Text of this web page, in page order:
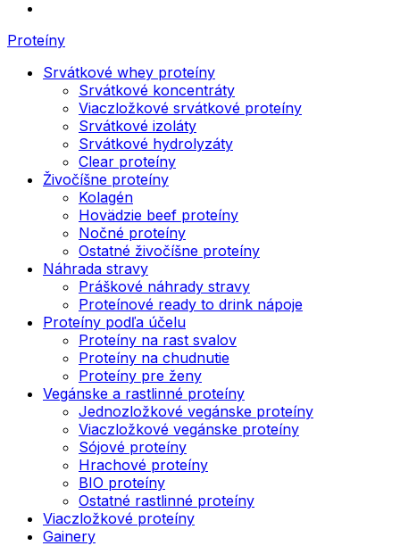
Proteíny
Srvátkové whey proteíny
Srvátkové koncentráty
Viaczložkové srvátkové proteíny
Srvátkové izoláty
Srvátkové hydrolyzáty
Clear proteíny
Živočíšne proteíny
Kolagén
Hovädzie beef proteíny
Nočné proteíny
Ostatné živočíšne proteíny
Náhrada stravy
Práškové náhrady stravy
Proteínové ready to drink nápoje
Proteíny podľa účelu
Proteíny na rast svalov
Proteíny na chudnutie
Proteíny pre ženy
Vegánske a rastlinné proteíny
Jednozložkové vegánske proteíny
Viaczložkové vegánske proteíny
Sójové proteíny
Hrachové proteíny
BIO proteíny
Ostatné rastlinné proteíny
Viaczložkové proteíny
Gainery